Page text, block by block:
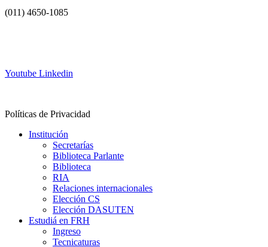
(011) 4650-1085
Youtube Linkedin
Políticas de Privacidad
Institución
Secretarías
Biblioteca Parlante
Biblioteca
RIA
Relaciones internacionales
Elección CS
Elección DASUTEN
Estudiá en FRH
Ingreso
Tecnicaturas